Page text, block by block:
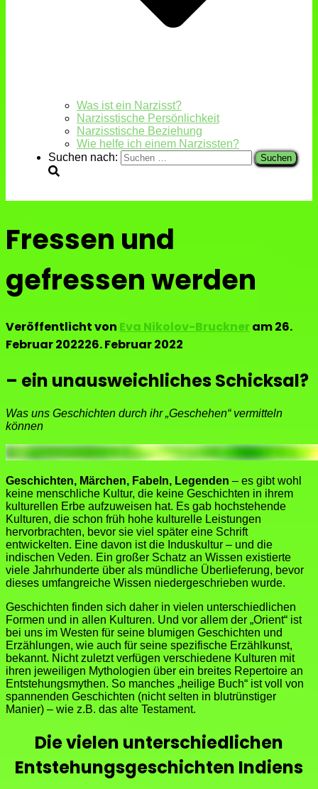
Was ist ein Narzisst?
Narzisstische Persönlichkeit
Narzisstische Beziehung
Wie helfe ich einem Narzissten?
Suchen nach:
Fressen und
gefressen werden
Veröffentlicht von Eva Nikolov-Bruckner am26.
Februar 202226. Februar 2022
– ein unausweichliches Schicksal?
Was uns Geschichten durch ihr „Geschehen“ vermitteln
können
Geschichten, Märchen, Fabeln, Legenden – es gibt wohl
keine menschliche Kultur, die keine Geschichten in ihrem
kulturellen Erbe aufzuweisen hat. Es gab hochstehende
Kulturen, die schon früh hohe kulturelle Leistungen
hervorbrachten, bevor sie viel später eine Schrift
entwickelten. Eine davon ist die Induskultur – und die
indischen Veden. Ein großer Schatz an Wissen existierte
viele Jahrhunderte über als mündliche Überlieferung, bevor
dieses umfangreiche Wissen niedergeschrieben wurde.
Geschichten finden sich daher in vielen unterschiedlichen
Formen und in allen Kulturen. Und vor allem der „Orient“ ist
bei uns im Westen für seine blumigen Geschichten und
Erzählungen, wie auch für seine spezifische Erzählkunst,
bekannt. Nicht zuletzt verfügen verschiedene Kulturen mit
ihren jeweiligen Mythologien über ein breites Repertoire an
Entstehungsmythen. So manches „heilige Buch“ ist voll von
spannenden Geschichten (nicht selten in blutrünstiger
Manier) – wie z.B. das alte Testament.
Die vielen unterschiedlichen
Entstehungsgeschichten Indiens